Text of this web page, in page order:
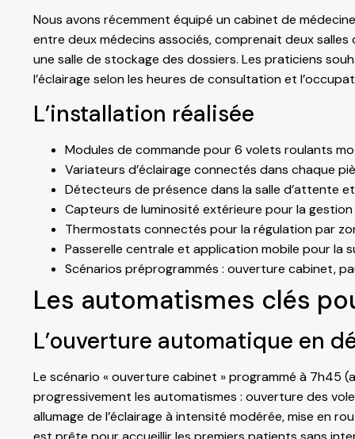
Nous avons récemment équipé un cabinet de
entre deux médecins associés, comprenait deux
une salle de stockage des dossiers. Les praticiens
l’éclairage selon les heures de consultation et
L’installation réalisée
Modules de commande pour 6 volets roulants
Variateurs d’éclairage connectés dans chaque
Détecteurs de présence dans la salle d’attente
Capteurs de luminosité extérieure pour la
Thermostats connectés pour la régulation par
Passerelle centrale et application mobile pour la
Scénarios préprogrammés : ouverture cabinet,
Les automatismes clés
L’ouverture automatique en
Le scénario « ouverture cabinet » programmé à 7h45
progressivement les automatismes : ouverture des
allumage de l’éclairage à intensité modérée, mise en